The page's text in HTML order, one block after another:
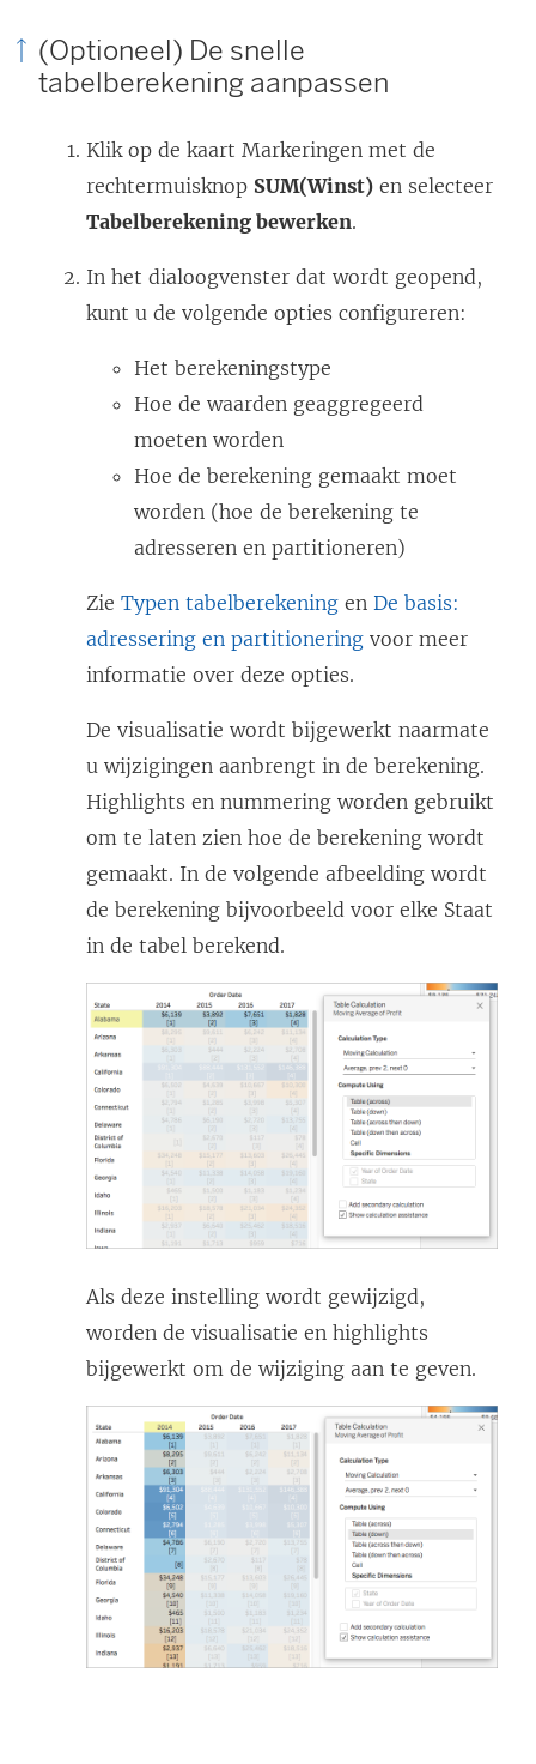
(Optioneel) De snelle
tabelberekening aanpassen
Klik op de kaart Markeringen met de
rechtermuisknop SUM(Winst) en selecteer
Tabelberekening bewerken.
In het dialoogvenster dat wordt geopend,
kunt u de volgende opties configureren:
Het berekeningstype
Hoe de waarden geaggregeerd
moeten worden
Hoe de berekening gemaakt moet
worden (hoe de berekening te
adresseren en partitioneren)
Zie Typen tabelberekening en De basis:
adressering en partitionering voor meer
informatie over deze opties.
De visualisatie wordt bijgewerkt naarmate
u wijzigingen aanbrengt in de berekening.
Highlights en nummering worden gebruikt
om te laten zien hoe de berekening wordt
gemaakt. In de volgende afbeelding wordt
de berekening bijvoorbeeld voor elke Staat
in de tabel berekend.
Als deze instelling wordt gewijzigd,
worden de visualisatie en highlights
bijgewerkt om de wijziging aan te geven.